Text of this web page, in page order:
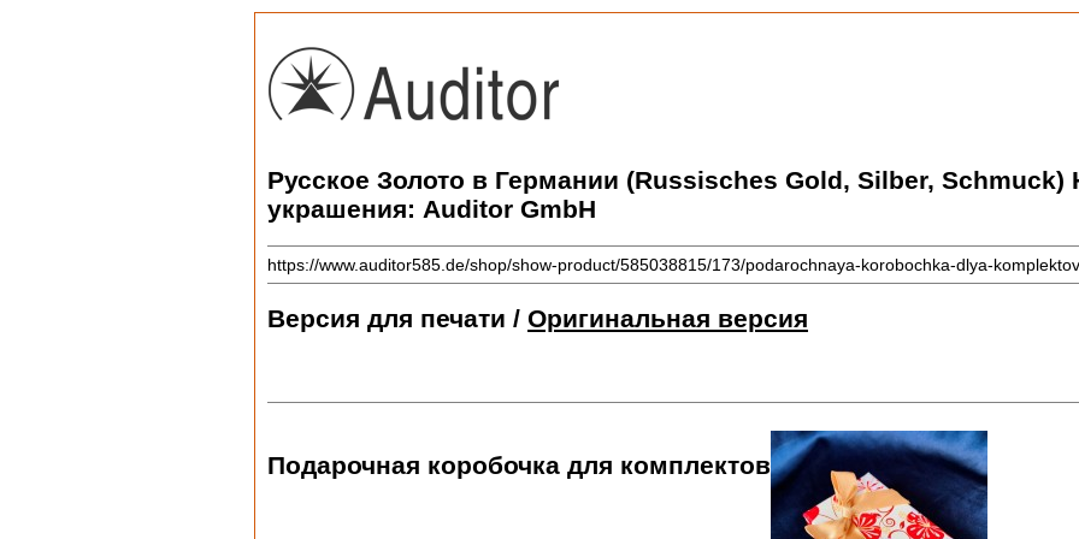
Русское Золото в Германии (Russisches Gold, Silber,
украшения: Auditor GmbH
https://www.auditor585.de/shop/show-product/585038815/173/podarochnaya-korobochka-dlya-
Версия для печати / Оригинальная версия
Подарочная коробочка для комплектов